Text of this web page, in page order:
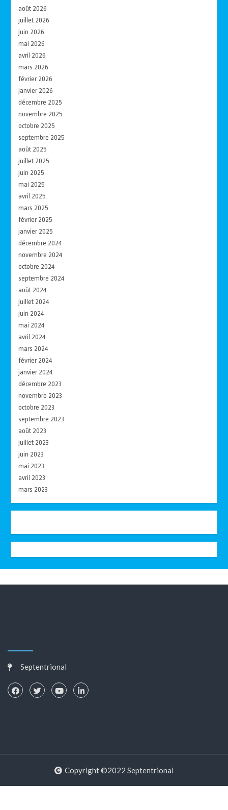
août 2026
juillet 2026
juin 2026
mai 2026
avril 2026
mars 2026
février 2026
janvier 2026
décembre 2025
novembre 2025
octobre 2025
septembre 2025
août 2025
juillet 2025
juin 2025
mai 2025
avril 2025
mars 2025
février 2025
janvier 2025
décembre 2024
novembre 2024
octobre 2024
septembre 2024
août 2024
juillet 2024
juin 2024
mai 2024
avril 2024
mars 2024
février 2024
janvier 2024
décembre 2023
novembre 2023
octobre 2023
septembre 2023
août 2023
juillet 2023
juin 2023
mai 2023
avril 2023
mars 2023
Septentrional
Copyright ©2022 Septentrional